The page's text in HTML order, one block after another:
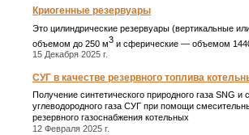
Криогенные резервуары
Это цилиндрические резервуары (вертикальные
объемом до 250 м3 и сферические ― объемом
15 Декабря 2025 г.
СУГ в качестве резервного топлива
Получение синтетического природного газа SNG и
углеводородного газа СУГ при помощи
резервного газоснабжения котельных
12 Февраля 2025 г.